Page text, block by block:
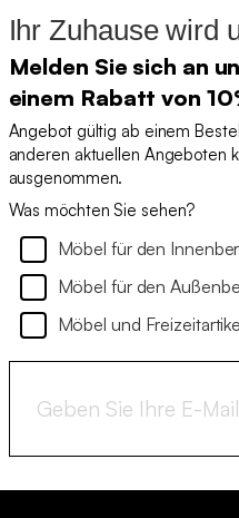
Ihr Zuhause wird
Melden Sie sich an
einem Rabatt von
Angebot gültig ab einem
anderen aktuellen Angeboten
ausgenommen.
Was möchten Sie sehen?
Möbel für den
Möbel für den
Möbel und